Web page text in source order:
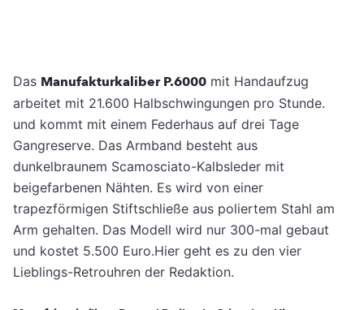
Das Manufakturkaliber P.6000 mit Handaufzug
arbeitet mit 21.600 Halbschwingungen pro Stunde.
und kommt mit einem Federhaus auf drei Tage
Gangreserve. Das Armband besteht aus
dunkelbraunem Scamosciato-Kalbsleder mit
beigefarbenen Nähten. Es wird von einer
trapezförmigen Stiftschließe aus poliertem Stahl am
Arm gehalten. Das Modell wird nur 300-mal gebaut
und kostet 5.500 Euro.Hier geht es zu den vier
Lieblings-Retrouhren der Redaktion.